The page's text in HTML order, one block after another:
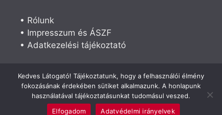
• Rólunk
• Impresszum és ÁSZF
• Adatkezelési tájékoztató
Visszahívást kérek
Kedves Látogató! Tájékoztatunk, hogy a felhasználói élmény
fokozásának érdekében sütiket alkalmazunk. A honlapunk
használatával tájékoztatásunkat tudomásul veszed.
Elfogadom
Adatvédelmi irányelvek